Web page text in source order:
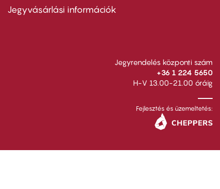
second
Jegyvásárlási információk
Jegyrendelés központi szám
+36 1 224 5650
H-V 13.00-21.00 óráig
Fejlesztés és üzemeltetés: